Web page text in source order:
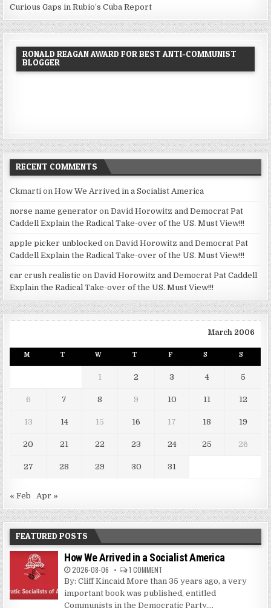
Curious Gaps in Rubio’s Cuba Report
RONALD REAGAN AWARD FOR BEST ANTI-COMMUNIST
BLOGGER
RECENT COMMENTS
Ckmarti onHow We Arrived in a Socialist America
norse name generator onDavid Horowitz and Democrat Pat
Caddell Explain the Radical Take-over of the US. Must View!!!
apple picker unblocked onDavid Horowitz and Democrat Pat
Caddell Explain the Radical Take-over of the US. Must View!!!
car crush realistic onDavid Horowitz and Democrat Pat Caddell
Explain the Radical Take-over of the US. Must View!!!
March 2006
M T W T F S S
1 2 3 4 5
6 7 8 9 10 11 12
13 14 15 16 17 18 19
20 21 22 23 24 25 26
27 28 29 30 31
« Feb Apr »
FEATURED POSTS
How We Arrived in a Socialist America
2026-08-06 1 COMMENT
By: Cliff Kincaid More than 35 years ago, a very
important book was published, entitled
Communists in the Democratic Party....